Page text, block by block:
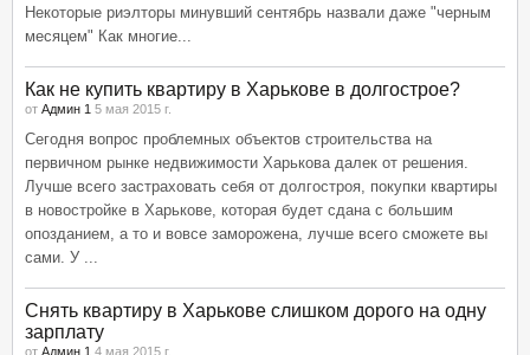
Некоторые риэлторы минувший сентябрь назвали даже "черным
месяцем" Как многие...
Как не купить квартиру в Харькове в долгострое?
от Админ 1 5 мая 2015 г.
Сегодня вопрос проблемных объектов строительства на
первичном рынке недвижимости Харькова далек от решения.
Лучше всего застраховать себя от долгостроя, покупки квартиры
в новостройке в Харькове, которая будет сдана с большим
опозданием, а то и вовсе заморожена, лучше всего сможете вы
сами. У ...
Снять квартиру в Харькове слишком дорого на одну
зарплату
от Админ 1 4 мая 2015 г.